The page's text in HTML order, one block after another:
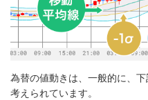
為替の値動きは、一般的に、
考えられています。